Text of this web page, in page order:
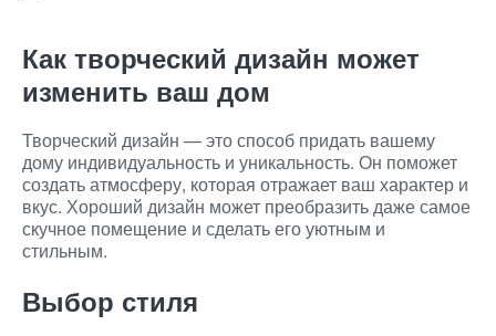
Как творческий дизайн может
изменить ваш дом
Творческий дизайн — это способ придать вашему
дому индивидуальность и уникальность. Он поможет
создать атмосферу, которая отражает ваш характер и
вкус. Хороший дизайн может преобразить даже самое
скучное помещение и сделать его уютным и
стильным.
Выбор стиля